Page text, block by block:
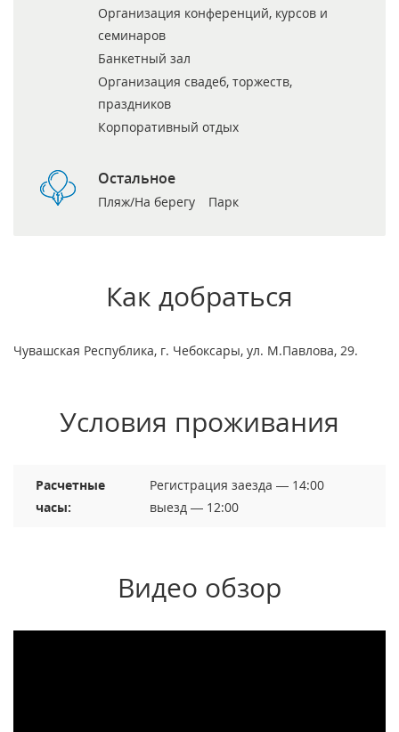
Организация конференций, курсов и
семинаров
Банкетный зал
Организация свадеб, торжеств,
праздников
Корпоративный отдых
Остальное
Пляж/На берегу Парк
Как добраться
Чувашская Республика, г. Чебоксары, ул. М.Павлова, 29.
Условия проживания
Расчетные
часы:
Регистрация заезда — 14:00
выезд — 12:00
Видео обзор